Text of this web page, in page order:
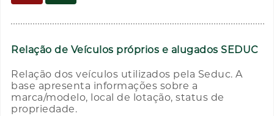
Relação de Veículos próprios e alugados SEDUC
Relação dos veículos utilizados pela Seduc. A
base apresenta informações sobre a
marca/modelo, local de lotação, status de
propriedade.